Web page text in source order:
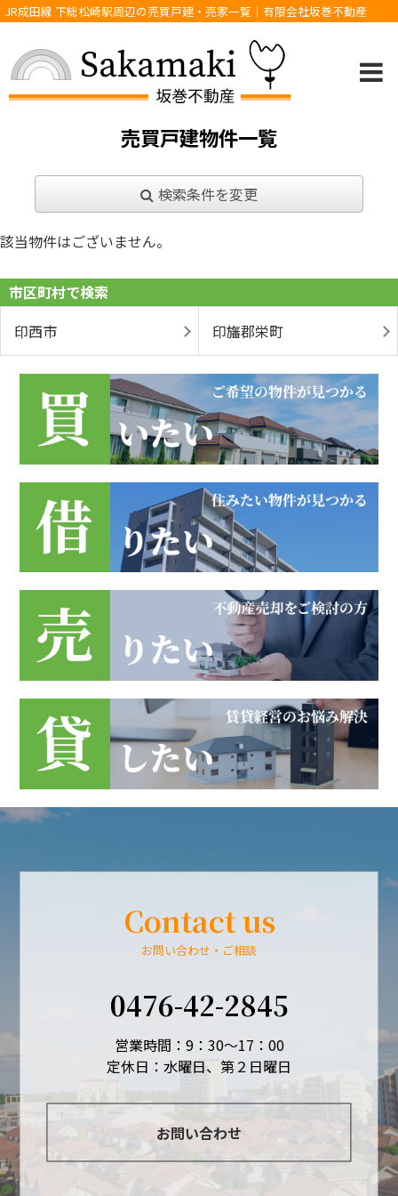
JR成田線 下総松崎駅周辺の売買戸建・売家一覧｜有限会社坂巻不動産
売買戸建物件一覧
検索条件を変更
該当物件はございません。
市区町村で検索
印西市
印旛郡栄町
Contact us
お問い合わせ・ご相談
0476-42-2845
営業時間：9：30～17：00
定休日：水曜日、第２日曜日
お問い合わせ